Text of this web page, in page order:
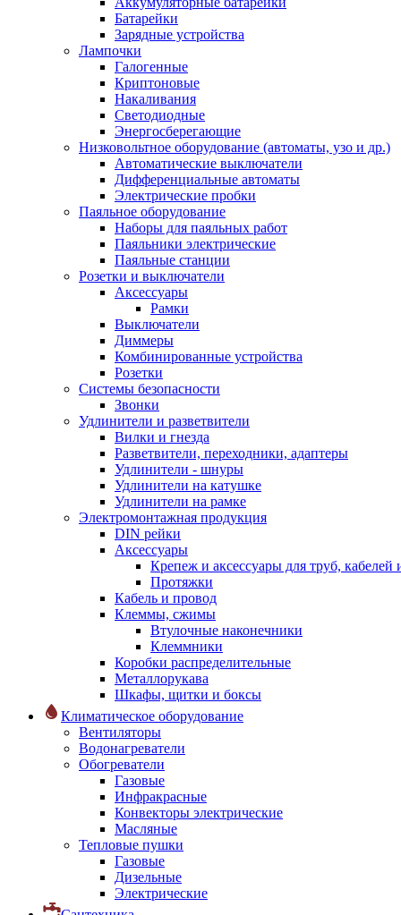
Батарейки
Зарядные устройства
Лампочки
Галогенные
Криптоновые
Накаливания
Светодиодные
Энергосберегающие
Низковольтное оборудование (автоматы, узо и др.)
Автоматические выключатели
Дифференциальные автоматы
Электрические пробки
Паяльное оборудование
Наборы для паяльных работ
Паяльники электрические
Паяльные станции
Розетки и выключатели
Аксессуары
Рамки
Выключатели
Диммеры
Комбинированные устройства
Розетки
Системы безопасности
Звонки
Удлинители и разветвители
Вилки и гнезда
Разветвители, переходники, адаптеры
Удлинители - шнуры
Удлинители на катушке
Удлинители на рамке
Электромонтажная продукция
DIN рейки
Аксессуары
Крепеж и аксессуары для труб, кабелей
Протяжки
Кабель и провод
Клеммы, сжимы
Втулочные наконечники
Клеммники
Коробки распределительные
Металлорукава
Шкафы, щитки и боксы
Климатическое оборудование
Вентиляторы
Водонагреватели
Обогреватели
Газовые
Инфракрасные
Конвекторы электрические
Масляные
Тепловые пушки
Газовые
Дизельные
Электрические